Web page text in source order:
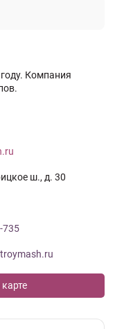
Компания
ш., д. 30
735